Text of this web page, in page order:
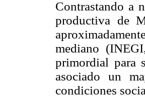
Contrastando a
productiva de
mediano
primordial para
asociado un
condiciones